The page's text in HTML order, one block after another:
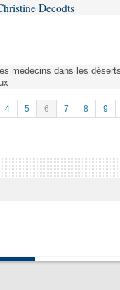
Decodts
médecins dans les
4 5 6 7 8 9